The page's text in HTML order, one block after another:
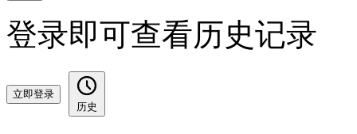
登录即可查看历史记录
立即登录
历史